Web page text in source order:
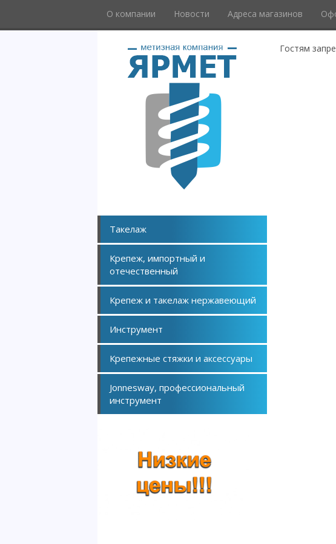
О компании Новости Адреса магазинов
Гостям
Такелаж
Крепеж, импортный и
отечественный
Крепеж и такелаж нержавеющий
Инструмент
Крепежные стяжки и аксессуары
Jonnesway, профессиональный
инструмент